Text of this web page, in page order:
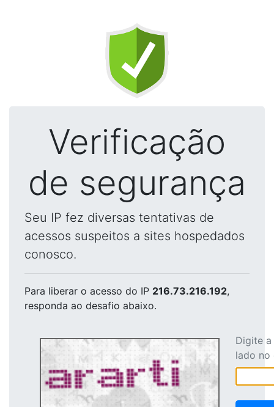
Verificação
de segurança
Seu IP fez diversas tentativas de
acessos suspeitos a sites hospedados
conosco.
Para liberar o acesso do IP 216.73.216.192,
responda ao desafio abaixo.
Digite
lado no